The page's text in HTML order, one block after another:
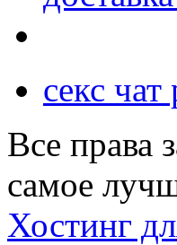
секс чат
Все
самое
Хостинг